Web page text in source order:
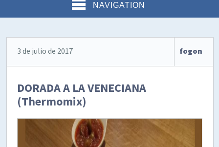
NAVIGATION
3 de julio de 2017 fogon
DORADA A LA VENECIANA
(Thermomix)